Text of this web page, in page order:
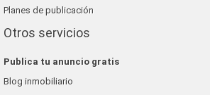
Planes de publicación
Otros servicios
Publica tu anuncio gratis
Blog inmobiliario